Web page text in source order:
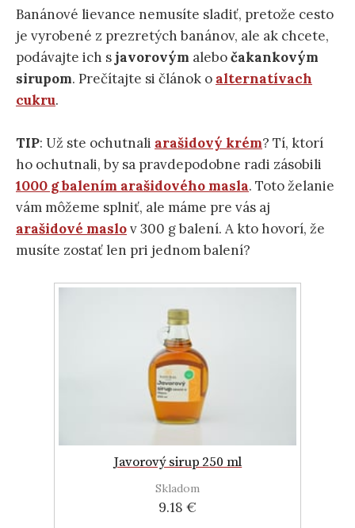
Banánové lievance nemusíte sladiť, pretože cesto
je vyrobené z prezretých banánov, ale ak chcete,
podávajte ich sjavorovým alebočakankovým
sirupom. Prečítajte si článok o alternatívach
cukru.
TIP: Už ste ochutnali arašidový krém? Tí, ktorí
ho ochutnali, by sa pravdepodobne radi zásobili
1000 g balením arašidového masla. Toto želanie
vám môžeme splniť, ale máme pre vás aj
arašidové maslov 300 g balení. A kto hovorí, že
musíte zostať len pri jednom balení?
Javorový sirup 250 ml
Skladom
9.18 €